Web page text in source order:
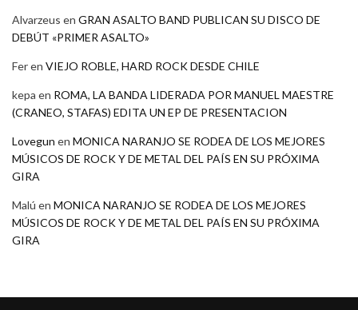
Alvarzeus en GRAN ASALTO BAND PUBLICAN SU DISCO DE
DEBÚT «PRIMER ASALTO»
Feren VIEJO ROBLE, HARD ROCK DESDE CHILE
kepa en ROMA, LA BANDA LIDERADA POR MANUEL MAESTRE
(CRANEO, STAFAS) EDITA UN EP DE PRESENTACION
Lovegun en MONICA NARANJO SE RODEA DE LOS MEJORES
MÚSICOS DE ROCK Y DE METAL DEL PAÍS EN SU PRÓXIMA
GIRA
Malú en MONICA NARANJO SE RODEA DE LOS MEJORES
MÚSICOS DE ROCK Y DE METAL DEL PAÍS EN SU PRÓXIMA
GIRA